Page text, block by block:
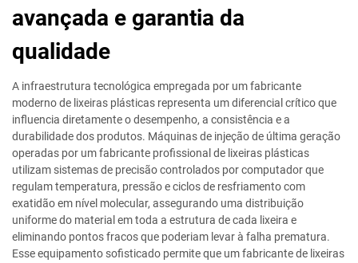
avançada e garantia da
qualidade
A infraestrutura tecnológica empregada por um fabricante
moderno de lixeiras plásticas representa um diferencial crítico que
influencia diretamente o desempenho, a consistência e a
durabilidade dos produtos. Máquinas de injeção de última geração
operadas por um fabricante profissional de lixeiras plásticas
utilizam sistemas de precisão controlados por computador que
regulam temperatura, pressão e ciclos de resfriamento com
exatidão em nível molecular, assegurando uma distribuição
uniforme do material em toda a estrutura de cada lixeira e
eliminando pontos fracos que poderiam levar à falha prematura.
Esse equipamento sofisticado permite que um fabricante de lixeiras